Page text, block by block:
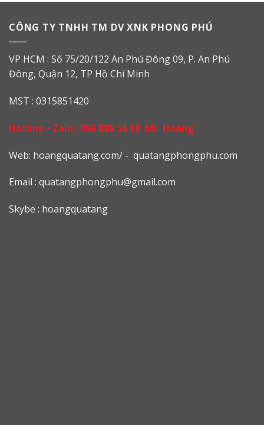
CÔNG TY TNHH TM DV XNK PHONG PHÚ
VP HCM : Số 75/20/122 An Phú Đông 09, P. An Phú
Đông, Quận 12, TP Hồ Chí Minh
MST : 0315851420
Hotline +Zalo : 093 888 56 18 Mr. Hoàng
Web: hoangquatang.com/ - quatangphongphu.com
Email : quatangphongphu@gmail.com
Skybe : hoangquatang